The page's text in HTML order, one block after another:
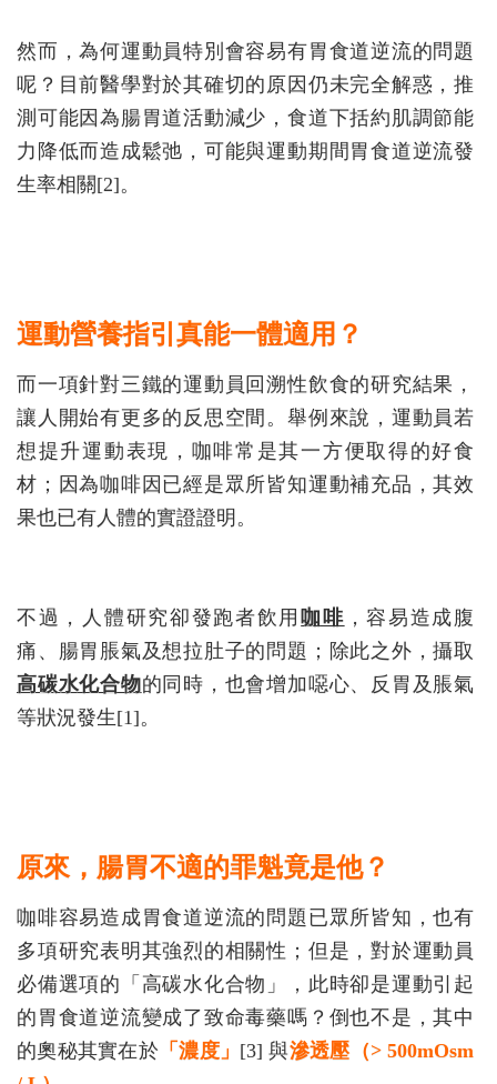
然而，為何運動員特別會容易有胃食道逆流的問題
呢？目前醫學對於其確切的原因仍未完全解惑，推
測可能因為腸胃道活動減少，食道下括約肌調節能
力降低而造成鬆弛，可能與運動期間胃食道逆流發
生率相關[2]。
運動營養指引真能一體適用？
而一項針對三鐵的運動員回溯性飲食的研究結果，
讓人開始有更多的反思空間。舉例來說，運動員若
想提升運動表現，咖啡常是其一方便取得的好食
材；因為咖啡因已經是眾所皆知運動補充品，其效
果也已有人體的實證證明。
不過，人體研究卻發跑者飲用咖啡 ，容易造成腹
痛、腸胃脹氣及想拉肚子的問題；除此之外，攝取
高碳水化合物的同時，也會增加噁心、反胃及脹氣
等狀況發生[1]。
原來，腸胃不適的罪魁竟是他？
咖啡容易造成胃食道逆流的問題已眾所皆知，也有
多項研究表明其強烈的相關性；但是，對於運動員
必備選項的「高碳水化合物」，此時卻是運動引起
的胃食道逆流變成了致命毒藥嗎？倒也不是，其中
的奧秘其實在於 「濃度」 [3] 與滲透壓（> 500mOsm